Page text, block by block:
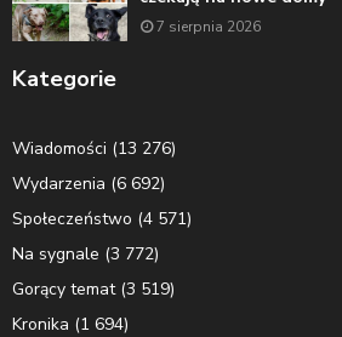
7 sierpnia 2026
Kategorie
Wiadomości (13 276)
Wydarzenia (6 692)
Społeczeństwo (4 571)
Na sygnale (3 772)
Gorący temat(3 519)
Kronika (1 694)